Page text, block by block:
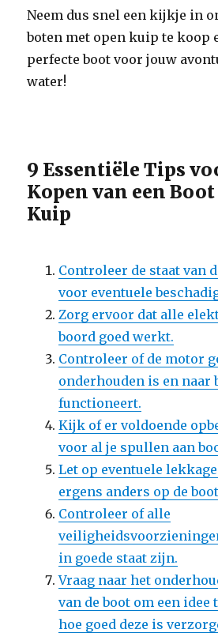
Neem dus snel een kijkje in
boten met open kuip te koop
perfecte boot voor jouw
water!
9 Essentiële Tips
Kopen van een
Kuip
Controleer de staat van
voor eventuele
Zorg ervoor dat alle
boord goed werkt.
Controleer of de motor
onderhouden is en naar
functioneert.
Kijk of er voldoende
voor al je spullen aan
Let op eventuele
ergens anders op de
Controleer of alle
in goede staat zijn.
Vraag naar het
van de boot om een
hoe goed deze is